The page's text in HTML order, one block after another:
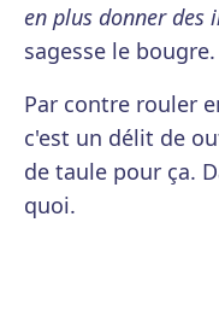
en plus donner des
sagesse le bougre.
Par contre rouler
c'est un délit de
de taule pour ça.
quoi.